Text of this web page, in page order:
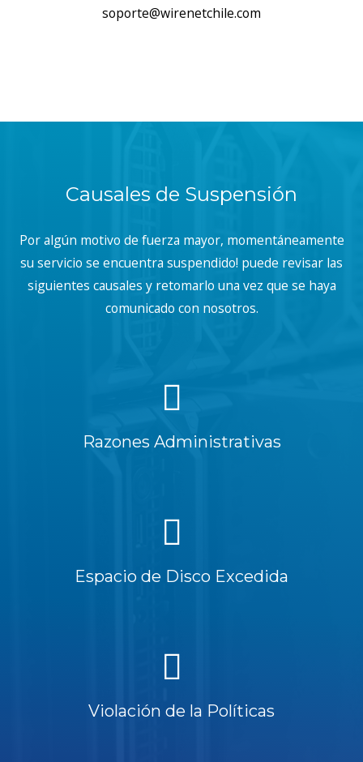
soporte@wirenetchile.com
Causales de Suspensión
Por algún motivo de fuerza mayor, momentáneamente
su servicio se encuentra suspendido! puede revisar las
siguientes causales y retomarlo una vez que se haya
comunicado con nosotros.
Razones Administrativas
Espacio de Disco Excedida
Violación de la Políticas